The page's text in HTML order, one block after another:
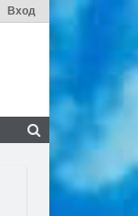
Вход